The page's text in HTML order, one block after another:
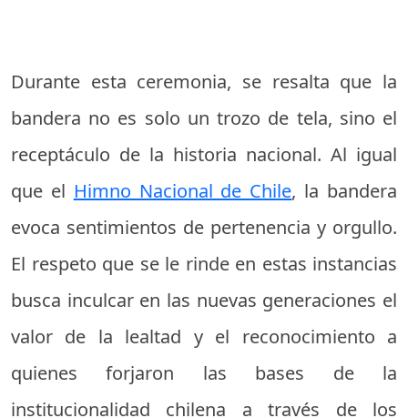
Durante esta ceremonia, se resalta que la
bandera no es solo un trozo de tela, sino el
receptáculo de la historia nacional. Al igual
que el Himno Nacional de Chile, la bandera
evoca sentimientos de pertenencia y orgullo.
El respeto que se le rinde en estas instancias
busca inculcar en las nuevas generaciones el
valor de la lealtad y el reconocimiento a
quienes forjaron las bases de la
institucionalidad chilena a través de los